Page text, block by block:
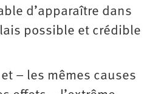
d’apparaître dans
possible et crédible
– les mêmes causes